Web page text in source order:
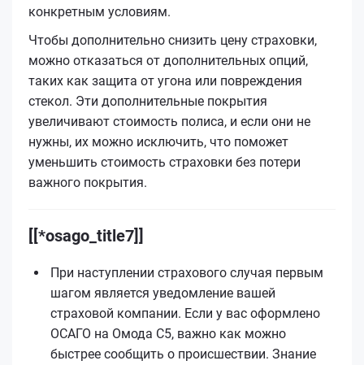
конкретным условиям.
Чтобы дополнительно снизить цену страховки,
можно отказаться от дополнительных опций,
таких как защита от угона или повреждения
стекол. Эти дополнительные покрытия
увеличивают стоимость полиса, и если они не
нужны, их можно исключить, что поможет
уменьшить стоимость страховки без потери
важного покрытия.
[[*osago_title7]]
При наступлении страхового случая первым
шагом является уведомление вашей
страховой компании. Если у вас оформлено
ОСАГО на Омода С5, важно как можно
быстрее сообщить о происшествии. Знание